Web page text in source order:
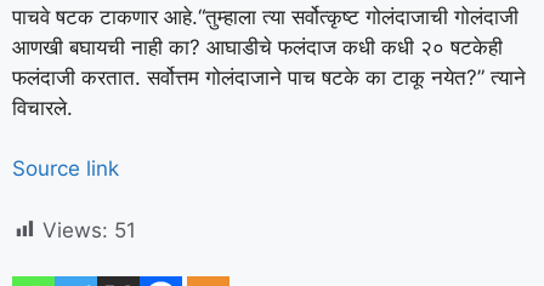
पाचवे षटक टाकणार आहे.“तुम्हाला त्या सर्वोत्कृष्ट गोलंदाजाची गोलंदाजी
आणखी बघायची नाही का? आघाडीचे फलंदाज कधी कधी २० षटकेही
फलंदाजी करतात. सर्वोत्तम गोलंदाजाने पाच षटके का टाकू नयेत?” त्याने
विचारले.
Source link
Views: 51